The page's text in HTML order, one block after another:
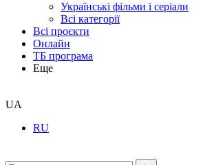
Українські фільми і серіали
Всі категорії
Всі проєкти
Онлайн
ТБ програма
Еще
UA
RU